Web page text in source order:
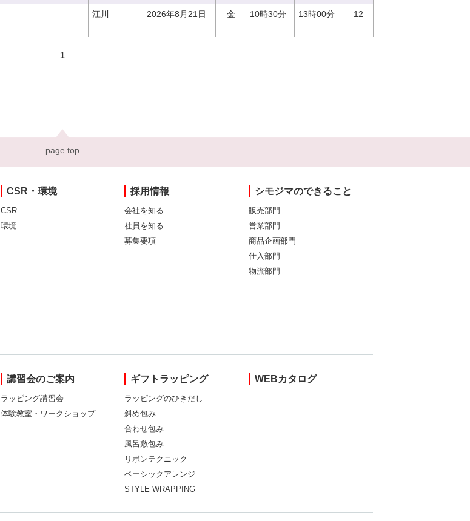
江川 2026年8月21日 金 10時30分 13時00分 12
1
page top
CSR・環境
CSR
環境
採用情報
会社を知る
社員を知る
募集要項
シモジマのできること
販売部門
営業部門
商品企画部門
仕入部門
物流部門
講習会のご案内
ラッピング講習会
体験教室・ワークショップ
ギフトラッピング
ラッピングのひきだし
斜め包み
合わせ包み
風呂敷包み
リボンテクニック
ベーシックアレンジ
STYLE WRAPPING
WEBカタログ